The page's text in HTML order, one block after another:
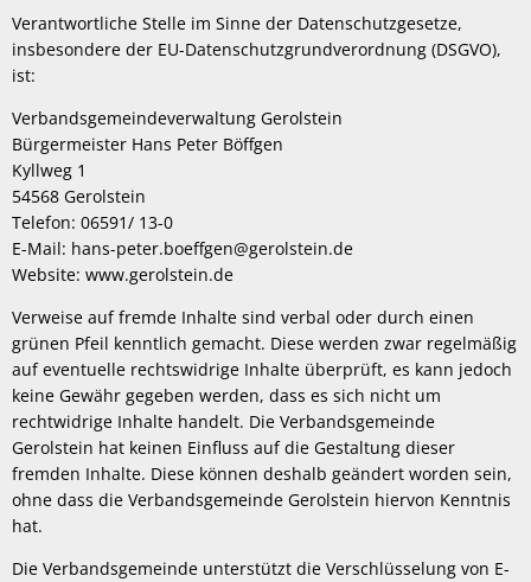
Verantwortliche Stelle im Sinne der Datenschutzgesetze,
insbesondere der EU-Datenschutzgrundverordnung (DSGVO),
ist:
Verbandsgemeindeverwaltung Gerolstein
Bürgermeister Hans Peter Böffgen
Kyllweg 1
54568 Gerolstein
Telefon: 06591/ 13-0
E-Mail: hans-peter.boeffgen@gerolstein.de
Website: www.gerolstein.de
Verweise auf fremde Inhalte sind verbal oder durch einen
grünen Pfeil kenntlich gemacht. Diese werden zwar regelmäßig
auf eventuelle rechtswidrige Inhalte überprüft, es kann jedoch
keine Gewähr gegeben werden, dass es sich nicht um
rechtwidrige Inhalte handelt. Die Verbandsgemeinde
Gerolstein hat keinen Einfluss auf die Gestaltung dieser
fremden Inhalte. Diese können deshalb geändert worden sein,
ohne dass die Verbandsgemeinde Gerolstein hiervon Kenntnis
hat.
Die Verbandsgemeinde unterstützt die Verschlüsselung von E-